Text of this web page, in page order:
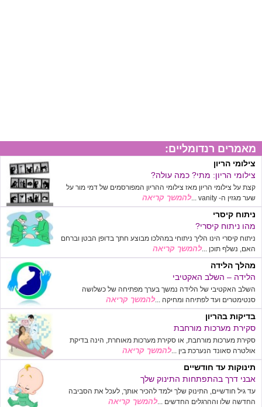
מאמרים רנדומליים:
צילומי הריון
צילומי הריון: מתי? כמה עולה?
קצת על צילומי הריון מאז צילומי ההריון המפורסמים של דמי מור על
שער מגזין ה- vanity ...
להמשך קריאה
ניתוח קיסרי
מהו ניתוח קיסרי?
ניתוח קיסרי הינו הליך ניתוחי במהלכו מבוצע חתך בדופן הבטן וברחם
האם, נשלף תוכן ...להמשך קריאה
מהלך הלידה
הלידה – השלב האקטיבי
השלב האקטיבי של הלידה נמשך בערך מפתיחה של כשלושה
סנטימטרים ועד לפתיחה ומחיקה ...להמשך קריאה
בדיקות בהריון
סקירת מערכות מורחבת
סקירת מערכות מורחבת, או סקירת מערכות מאוחרת, הינה בדיקת
אולטרה סאונד הנערכת בין ...להמשך קריאה
תינוקות עד חודשיים
אבני דרך בהתפתחות התינוק שלך
עד גיל חודשיים, התינוק שלך ילמד להכיר אותך, לעכל את הסביבה
החדשה שלו וההרגלים החדשים ...להמשך קריאה